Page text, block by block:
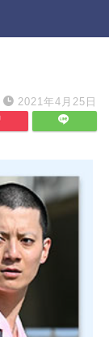
2021年4月25日